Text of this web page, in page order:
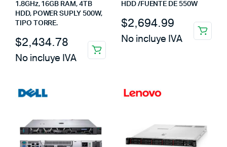
1.8GHz, 16GB RAM, 4TB
HDD, POWER SUPLY 500W,
TIPO TORRE.
$2,434.78
No incluye IVA
HDD /FUENTE DE 550W
$2,694.99
No incluye IVA